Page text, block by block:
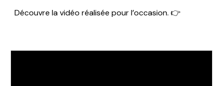
Découvre la vidéo réalisée pour l’occasion. 👉